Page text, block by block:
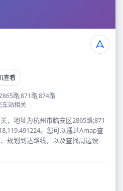
查看
路;871路;874路
车站相关
，地址为杭州市临安区2865路;871
。您可以通过Amap查
规划到达路线，以及查找周边设